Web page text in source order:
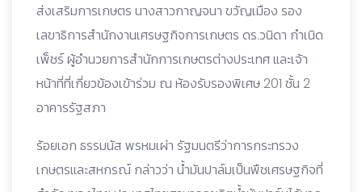
ส่งเสริมการเกษตร นางสาวกาญจนา ขวัญเมือง รอง
เลขาธิการสำนักงานเศรษฐกิจการเกษตร ดร.วนิดา กำเนิด
เพ็ชร์ ผู้อำนวยการสำนักการเกษตรต่างประเทศ และเจ้า
หน้าที่ที่เกี่ยวข้องเข้าร่วม ณ ห้องรับรองพิเศษ 201 ชั้น 2
อาคารรัฐสภา
ร้อยเอก ธรรมนัส พรหมเผ่า รัฐมนตรีว่าการกระทรวง
เกษตรและสหกรณ์ กล่าวว่า น้ำมันปาล์มเป็นพืชเศรษฐกิจที่